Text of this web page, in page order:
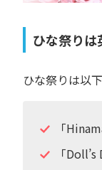
ひな祭りは
ひな祭りは以
「
「Doll’s